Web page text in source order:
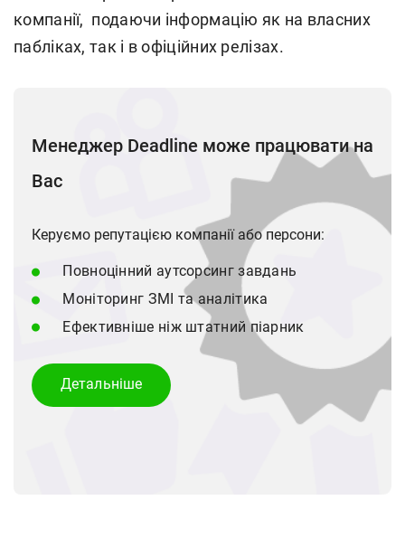
компанії, подаючи інформацію як на власних
пабліках, так і в офіційних релізах.
Менеджер Deadline може працювати на
Вас
Керуємо репутацією компанії або персони:
Повноцінний аутсорсинг завдань
Моніторинг ЗМІ та аналітика
Ефективніше ніж штатний піарник
Детальнiше